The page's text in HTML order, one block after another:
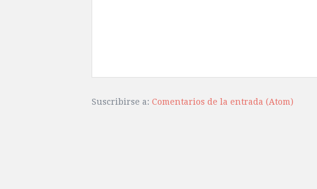
Suscribirse a: Comentarios de la entrada (Atom)